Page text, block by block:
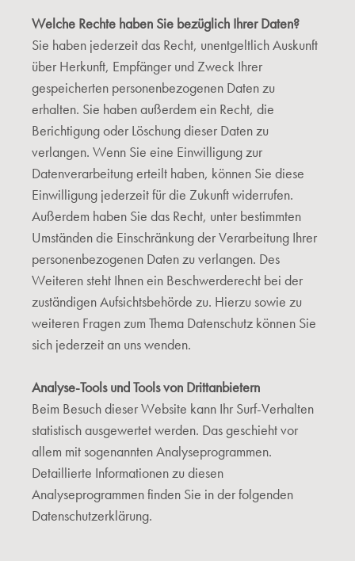
Welche Rechte haben Sie bezüglich Ihrer Daten?
Sie haben jederzeit das Recht, unentgeltlich Auskunft
über Herkunft, Empfänger und Zweck Ihrer
gespeicherten personenbezogenen Daten zu
erhalten. Sie haben außerdem ein Recht, die
Berichtigung oder Löschung dieser Daten zu
verlangen. Wenn Sie eine Einwilligung zur
Datenverarbeitung erteilt haben, können Sie diese
Einwilligung jederzeit für die Zukunft widerrufen.
Außerdem haben Sie das Recht, unter bestimmten
Umständen die Einschränkung der Verarbeitung Ihrer
personenbezogenen Daten zu verlangen. Des
Weiteren steht Ihnen ein Beschwerderecht bei der
zuständigen Aufsichtsbehörde zu. Hierzu sowie zu
weiteren Fragen zum Thema Datenschutz können Sie
sich jederzeit an uns wenden.
Analyse-Tools und Tools von Drittanbietern
Beim Besuch dieser Website kann Ihr Surf-Verhalten
statistisch ausgewertet werden. Das geschieht vor
allem mit sogenannten Analyseprogrammen.
Detaillierte Informationen zu diesen
Analyseprogrammen finden Sie in der folgenden
Datenschutzerklärung.